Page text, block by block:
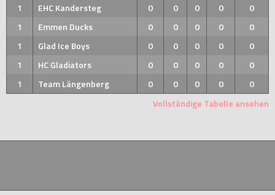
1
EHC Kandersteg 0 0 0 0
0
1
Emmen Ducks 0 0 0 0
0
1
Glad Ice Boys 0 0 0 0
0
1
HC Gladiators 0 0 0 0
0
1
Team Längenberg 0 0 0 0
0
Vollständige Tabelle ansehen